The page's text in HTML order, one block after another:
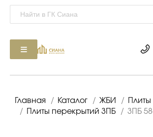
Главная / Каталог / ЖБИ /
/
Плиты перекрытий 3ПБ / 3ПБ